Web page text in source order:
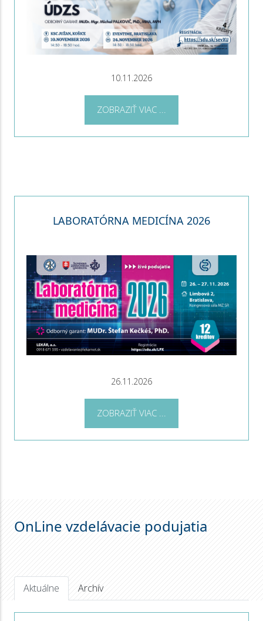
10.11.2026
ZOBRAZIŤ VIAC ...
LABORATÓRNA MEDICÍNA 2026
26.11.2026
ZOBRAZIŤ VIAC ...
OnLine vzdelávacie podujatia
Aktuálne Archív